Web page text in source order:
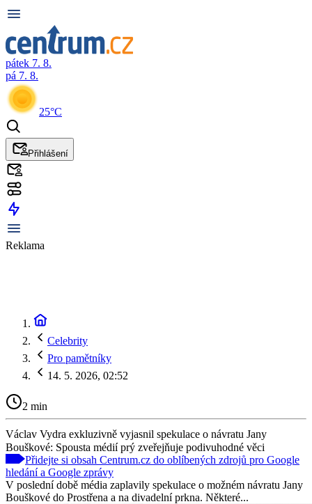
pátek 7. 8.
pá 7. 8.
25°C
Přihlášení
Reklama
Celebrity
Pro pamětníky
14. 5. 2026, 02:52
2 min
Václav Vydra exkluzivně vyjasnil spekulace o návratu Jany
Bouškové: Spousta médií prý zveřejňuje podivuhodné věci
Přidejte si obsah Centrum.cz do oblíbených zdrojů pro Google
hledání a Google zprávy
V poslední době média zaplavily spekulace o možném návratu Jany
Bouškové do Prostřena a na divadelní prkna. Některé...